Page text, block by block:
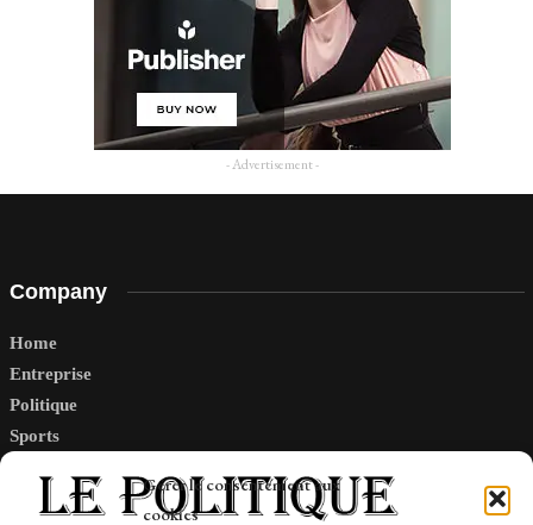
Gérer le consentement aux
cookies
- Advertisement -
Company
Home
Entreprise
Politique
Sports